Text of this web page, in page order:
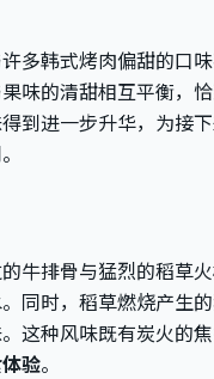
多韩式烤肉偏甜的口
味的清甜相互平衡，
到进一步升华，为接
牛排骨与猛烈的稻草
同时，稻草燃烧产生
这种风味既有炭火的焦
验。